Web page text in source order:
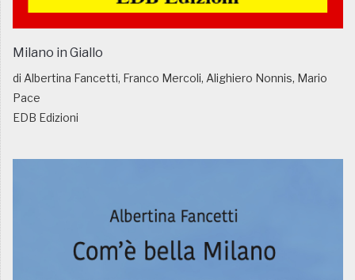
Milano in Giallo
di Albertina Fancetti, Franco Mercoli, Alighiero Nonnis, Mario
Pace
EDB Edizioni